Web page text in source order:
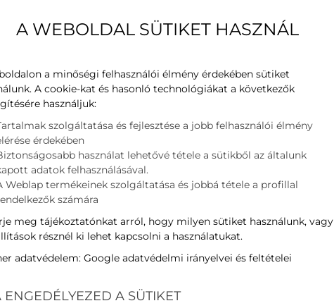
Teljesítmény
Hűtés
SEER
Hűtés
SCOP
Fűtés
Zajszint
Zajszint
Kültéri
Kategóriák:Klímák
A WEBOLDAL SÜTIKET HASZNÁL
a minőségi felhasználói élmény érdekében sütiket
A cookie-kat és hasonló technológiákat a következők
használjuk:
szolgáltatása és fejlesztése a jobb felhasználói élmény
érdekében
használat lehetővé tétele a sütikből az általunk
adatok felhasználásával.
Weblap termékeinek szolgáltatása és jobbá tétele a profillal
számára
meg tájékoztatónkat arról, hogy milyen sütiket használunk, vagy
résznél ki lehet kapcsolni a használatukat.
adatvédelem: Google adatvédelmi irányelvei és feltételei
ENGEDÉLYEZED A SÜTIKET